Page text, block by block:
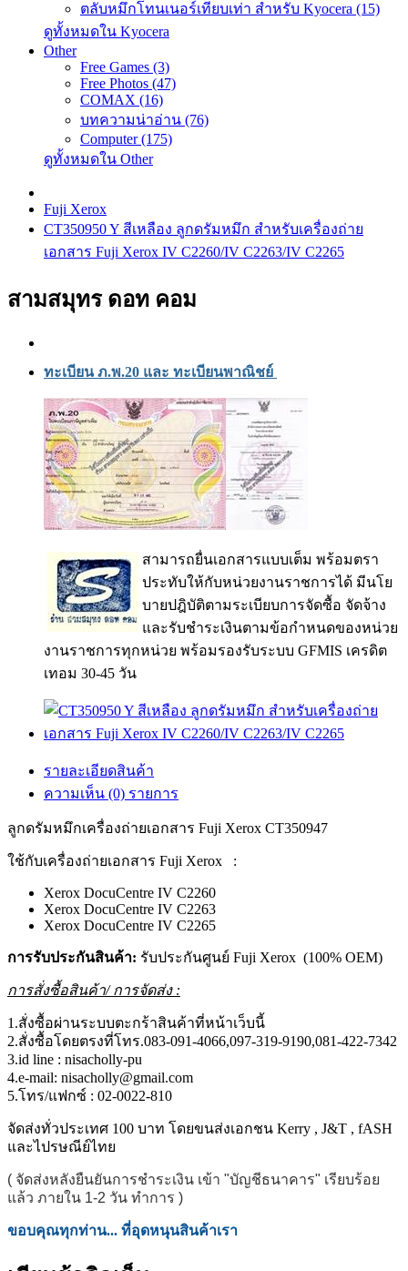
ตลับหมึกโทนเนอร์เทียบเท่า สำหรับ Kyocera (15)
ดูทั้งหมดใน Kyocera
Other
Free Games (3)
Free Photos (47)
COMAX (16)
บทความน่าอ่าน (76)
Computer (175)
ดูทั้งหมดใน Other
Fuji Xerox
CT350950 Y สีเหลือง ลูกดรัมหมึก สำหรับเครื่องถ่าย
เอกสาร Fuji Xerox IV C2260/IV C2263/IV C2265
สามสมุทร ดอท คอม
ทะเบียน ภ.พ.20 และ ทะเบียนพาณิชย์
สามารถยื่นเอกสารแบบเต็ม พร้อมตรา
ประทับให้กับหน่วยงานราชการได้ มีนโย
บายปฎิบัติตามระเบียบการจัดซื้อ จัดจ้าง
และรับชำระเงินตามข้อกำหนดของหน่วย
งานราชการทุกหน่วย พร้อมรองรับระบบ GFMIS เครดิต
เทอม 30-45 วัน
รายละเอียดสินค้า
ความเห็น (0) รายการ
ลูกดรัมหมึกเครื่องถ่ายเอกสาร Fuji Xerox CT350947
ใช้กับเครื่องถ่ายเอกสาร Fuji Xerox :
Xerox DocuCentre IV C2260
Xerox DocuCentre IV C2263
Xerox DocuCentre IV C2265
การรับประกันสินค้า: รับประกันศูนย์ Fuji Xerox (100% OEM)
การสั่งซื้อสินค้า/ การจัดส่ง :
1.สั่งซื้อผ่านระบบตะกร้าสินค้าที่หน้าเว็บนี้
2.สั่งซื้อโดยตรงที่โทร.083-091-4066,097-319-9190,081-422-7342
3.id line : nisacholly-pu
4.e-mail: nisacholly@gmail.com
5.โทร/แฟกซ์ : 02-0022-810
จัดส่งทั่วประเทศ 100 บาท โดยขนส่งเอกชน Kerry , J&T , fASH
และไปรษณีย์ไทย
( จัดส่งหลังยืนยันการชำระเงิน เข้า "บัญชีธนาคาร" เรียบร้อย
แล้ว ภายใน 1-2 วัน ทำการ )
ขอบคุณทุกท่าน... ที่อุดหนุนสินค้าเรา